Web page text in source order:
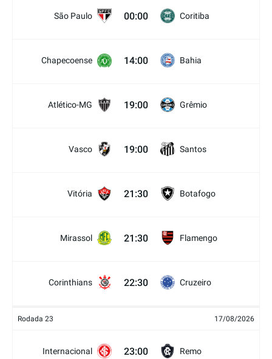
São Paulo 00:00 Coritiba
Chapecoense 14:00 Bahia
Atlético-MG 19:00 Grêmio
Vasco 19:00 Santos
Vitória 21:30 Botafogo
Mirassol 21:30 Flamengo
Corinthians 22:30 Cruzeiro
Rodada 23 17/08/2026
Internacional 23:00 Remo